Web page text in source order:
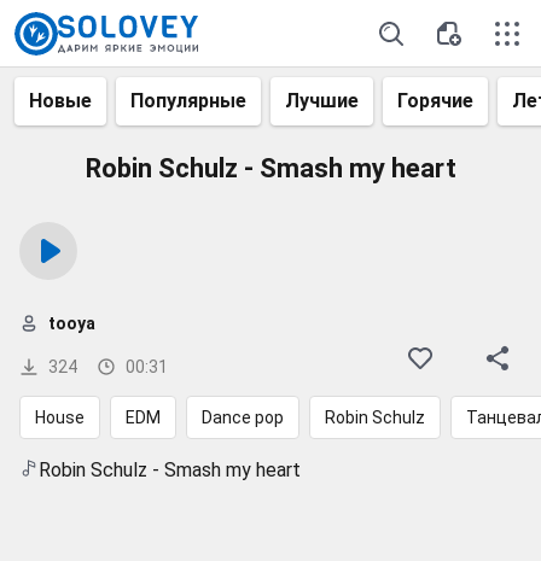
Новые Популярные Лучшие Горячие
Robin Schulz - Smash my heart
324 00:31
tooya
House EDM Dance pop Robin Schulz
Robin Schulz - Smash my heart